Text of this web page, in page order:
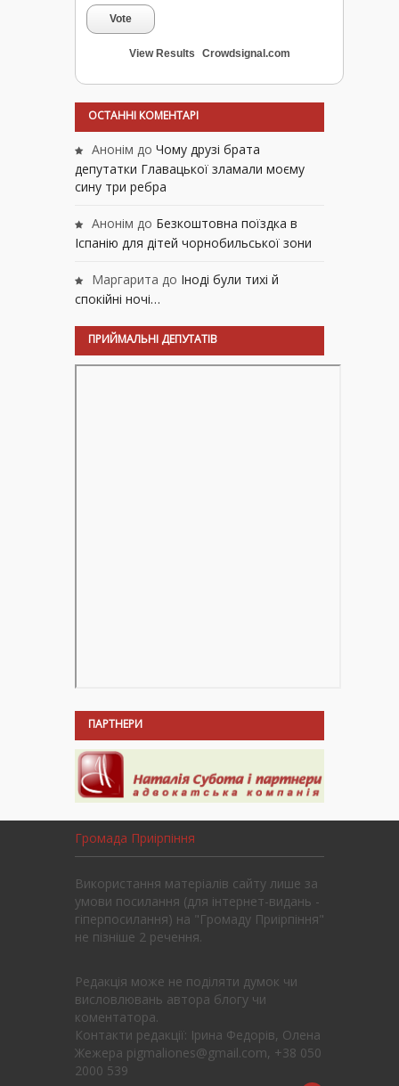
Vote
View Results Crowdsignal.com
ОСТАННІ КОМЕНТАРІ
Анонім до Чому друзі брата
депутатки Главацької зламали моєму
сину три ребра
Анонім до Безкоштовна поїздка в
Іспанію для дітей чорнобильської зони
Маргарита до Іноді були тихі й
спокійні ночі…
ПРИЙМАЛЬНІ ДЕПУТАТІВ
ПАРТНЕРИ
Громада Приірпіння
Використання матеріалів сайту лише за
умови посилання (для інтернет-видань -
гіперпосилання) на "Громаду Приірпіння"
не пізніше 2 речення.
Редакція може не поділяти думок чи
висловлювань автора блогу чи
коментатора.
Контакти редакції: Ірина Федорів, Олена
Жежера pigmaliones@gmail.com, +38 050
2000 539